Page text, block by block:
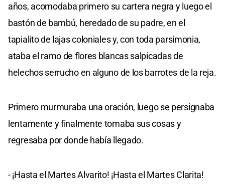
años, acomodaba primero su cartera negra y luego el
bastón de bambú, heredado de su padre, en el
tapialito de lajas coloniales y, con toda parsimonia,
ataba el ramo de flores blancas salpicadas de
helechos serrucho en alguno de los barrotes de la reja.
Primero murmuraba una oración, luego se persignaba
lentamente y finalmente tomaba sus cosas y
regresaba por donde había llegado.
- ¡Hasta el Martes Alvarito! ¡Hasta el Martes Clarita!